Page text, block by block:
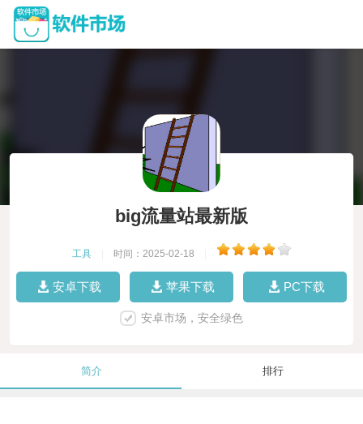
big流量站最新版
工具 时间：2025-02-18
安卓下载 苹果下载 PC下载
安卓市场，安全绿色
简介 排行